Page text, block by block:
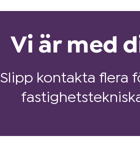
Vi är med
Slipp kontakta flera